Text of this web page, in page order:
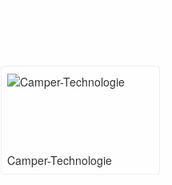
Camper-Technologie